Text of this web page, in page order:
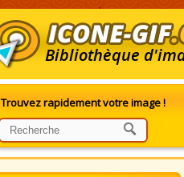
Bibliothèque
Trouvez rapidement votre image !